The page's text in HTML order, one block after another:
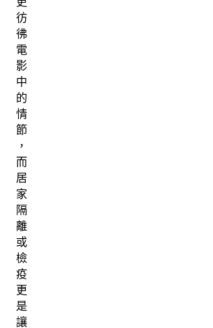
彷
彿
電
影
中
的
情
節
，
而
居
家
隔
離
或
檢
疫
更
是
讓